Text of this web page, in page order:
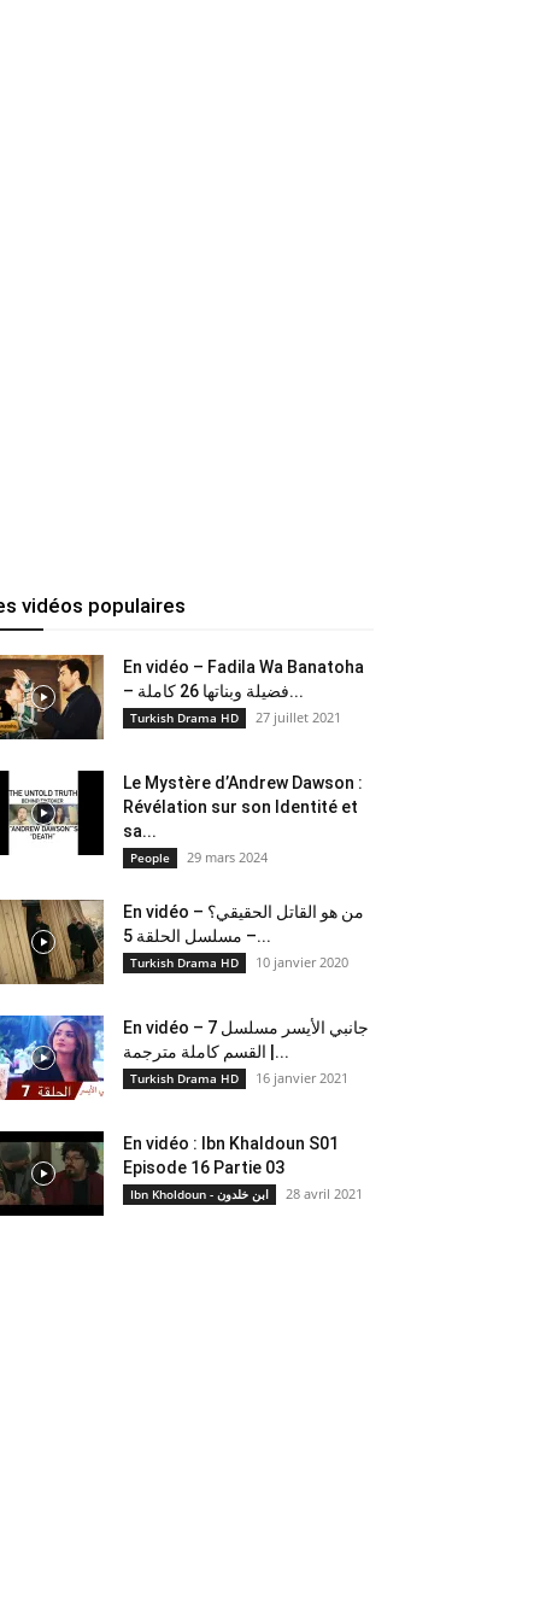
vidéos populaires
En vidéo – Fadila Wa Banatoha
– فضيلة وبناتها 26 كاملة...
Turkish Drama HD 27 juillet 2021
Le Mystère d’Andrew Dawson :
Révélation sur son Identité et
sa...
People 29 mars 2024
En vidéo – من هو القاتل الحقيقي؟
– مسلسل الحلقة 5...
Turkish Drama HD 10 janvier 2020
En vidéo – جانبي الأيسر مسلسل 7
القسم كاملة مترجمة |...
Turkish Drama HD 16 janvier 2021
En vidéo : Ibn Khaldoun S01
Episode 16 Partie 03
Ibn Kholdoun - ابن خلدون 28 avril 2021